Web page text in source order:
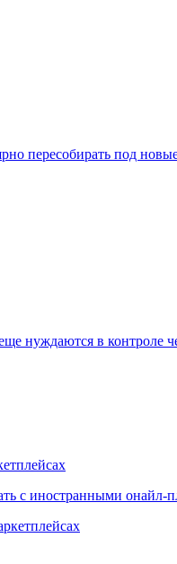
пересобирать под
нуждаются в контроле
с иностранными онайл-